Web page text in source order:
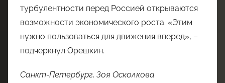
турбулентности перед Россией открываются
возможности экономического роста. «Этим
нужно пользоваться для движения вперед», –
подчеркнул Орешкин.
Санкт-Петербург, Зоя Осколкова